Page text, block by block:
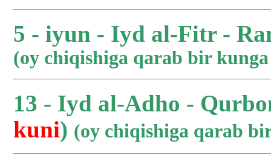
5 - iyun - Iyd al-Fitr -
(oy chiqishiga qarab bir
13 - Iyd al-Adho -
kuni) (oy chiqishiga qarab